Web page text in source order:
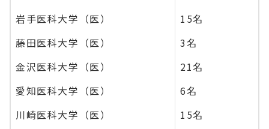
岩手医科大学（医）
15名
藤田医科大学（医）
3名
金沢医科大学（医）
21名
愛知医科大学（医）
6名
川崎医科大学（医）
15名